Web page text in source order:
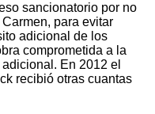
sancionatorio por no
para evitar
adicional de los
comprometida a la
En 2012 el
recibió otras cuantas